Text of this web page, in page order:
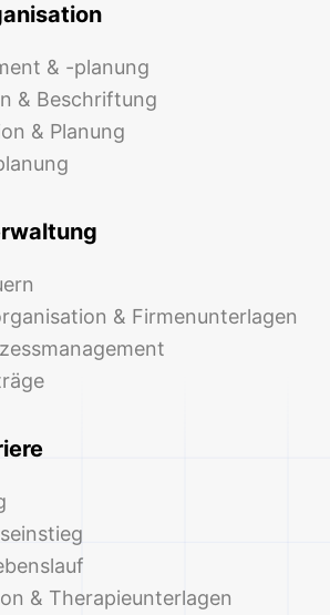
& -planung
& Beschriftung
& Planung
& Firmenunterlagen
& Therapieunterlagen